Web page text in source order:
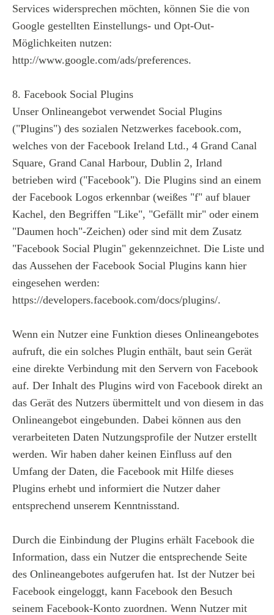
Services widersprechen möchten, können Sie die von
Google gestellten Einstellungs- und Opt-Out-
Möglichkeiten nutzen:
http://www.google.com/ads/preferences.
8. Facebook Social Plugins
Unser Onlineangebot verwendet Social Plugins
("Plugins") des sozialen Netzwerkes facebook.com,
welches von der Facebook Ireland Ltd., 4 Grand Canal
Square, Grand Canal Harbour, Dublin 2, Irland
betrieben wird ("Facebook"). Die Plugins sind an einem
der Facebook Logos erkennbar (weißes "f" auf blauer
Kachel, den Begriffen "Like", "Gefällt mir" oder einem
"Daumen hoch"-Zeichen) oder sind mit dem Zusatz
"Facebook Social Plugin" gekennzeichnet. Die Liste und
das Aussehen der Facebook Social Plugins kann hier
eingesehen werden:
https://developers.facebook.com/docs/plugins/.
Wenn ein Nutzer eine Funktion dieses Onlineangebotes
aufruft, die ein solches Plugin enthält, baut sein Gerät
eine direkte Verbindung mit den Servern von Facebook
auf. Der Inhalt des Plugins wird von Facebook direkt an
das Gerät des Nutzers übermittelt und von diesem in das
Onlineangebot eingebunden. Dabei können aus den
verarbeiteten Daten Nutzungsprofile der Nutzer erstellt
werden. Wir haben daher keinen Einfluss auf den
Umfang der Daten, die Facebook mit Hilfe dieses
Plugins erhebt und informiert die Nutzer daher
entsprechend unserem Kenntnisstand.
Durch die Einbindung der Plugins erhält Facebook die
Information, dass ein Nutzer die entsprechende Seite
des Onlineangebotes aufgerufen hat. Ist der Nutzer bei
Facebook eingeloggt, kann Facebook den Besuch
seinem Facebook-Konto zuordnen. Wenn Nutzer mit